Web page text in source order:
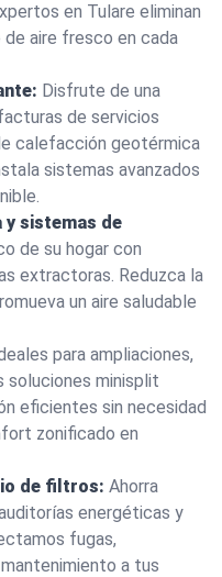
en Tulare eliminan
de aire fresco en cada
Disfrute de una
de servicios
calefacción geotérmica
sistemas avanzados
sistemas de
de su hogar con
extractoras. Reduzca la
un aire saludable
para ampliaciones,
soluciones minisplit
eficientes sin necesidad
zonificado en
de filtros: Ahorra
energéticas y
fugas,
a tus